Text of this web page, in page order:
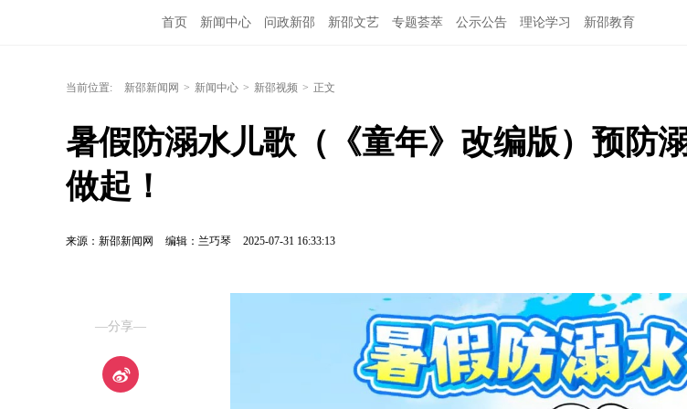
首页 新闻中心 问政新邵 新邵文艺 专题荟萃 公示公告 理论学习 新邵教育
当前位置: 新邵新闻网 > 新闻中心 > 新邵视频 > 正文
暑假防溺水儿歌（《童年》改编版）预防
做起！
来源：新邵新闻网 编辑：兰巧琴 2025-07-31 16:33:13
—分享—